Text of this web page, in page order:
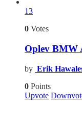
13
0 Votes
Oplev BMW
by Erik
0 Points
Upvote